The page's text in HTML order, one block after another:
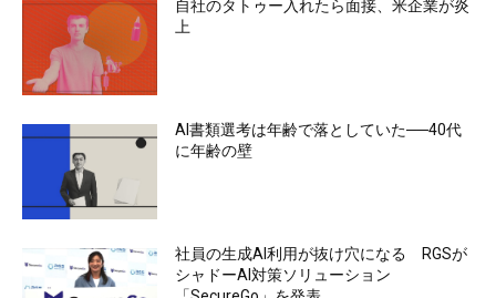
自社のタトゥー入れたら面接、米企業が炎
上
AI書類選考は年齢で落としていた──40代
に年齢の壁
社員の生成AI利用が抜け穴になる RGSが
シャドーAI対策ソリューション